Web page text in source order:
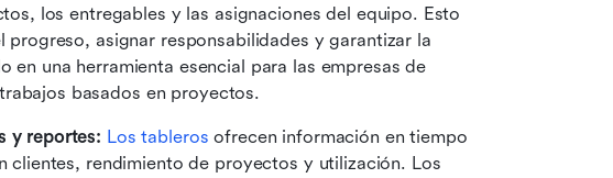
los entregables y las asignaciones del equipo. Esto
progreso, asignar responsabilidades y garantizar la
en una herramienta esencial para las empresas de
basados en proyectos.
y reportes: Los tableros ofrecen información en tiempo
clientes, rendimiento de proyectos y utilización. Los